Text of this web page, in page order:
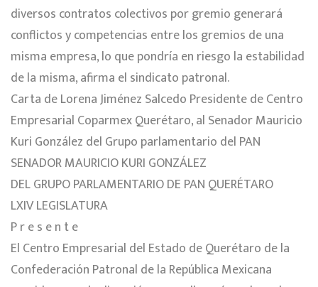
diversos contratos colectivos por gremio generará
conflictos y competencias entre los gremios de una
misma empresa, lo que pondría en riesgo la estabilidad
de la misma, afirma el sindicato patronal.
Carta de Lorena Jiménez Salcedo Presidente de Centro
Empresarial Coparmex Querétaro, al Senador Mauricio
Kuri González del Grupo parlamentario del PAN
SENADOR MAURICIO KURI GONZÁLEZ
DEL GRUPO PARLAMENTARIO DE PAN QUERÉTARO
LXIV LEGISLATURA
P r e s e n t e
El Centro Empresarial del Estado de Querétaro de la
Confederación Patronal de la República Mexicana